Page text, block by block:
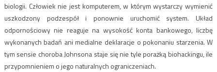
biologii. Człowiek nie jest komputerem, w którym wystarczy wymienić
uszkodzony podzespół i ponownie uruchomić system. Układ
odpornościowy nie reaguje na wysokość konta bankowego, liczbę
wykonanych badań ani medialne deklaracje o pokonaniu starzenia. W
tym sensie choroba Johnsona staje się nie tyle porażką biohackingu, ile
przypomnieniem o jego naturalnych ograniczeniach.